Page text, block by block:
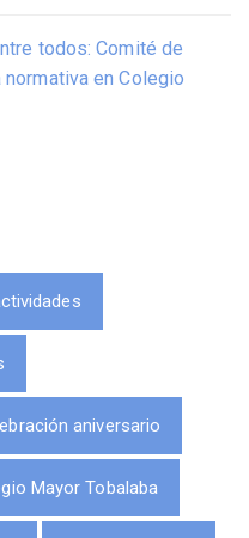
todos: Comité de
en Colegio
aniversario
Mayor Tobalaba